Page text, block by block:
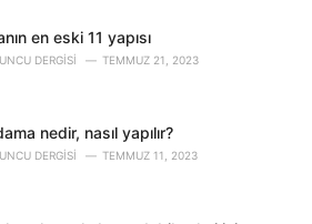
en eski 11 yapısı
DERGISI TEMMUZ 21, 2023
nedir, nasıl yapılır?
DERGISI TEMMUZ 11, 2023